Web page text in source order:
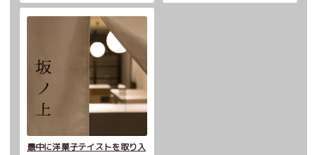
最中に洋菓子テイストを取り入